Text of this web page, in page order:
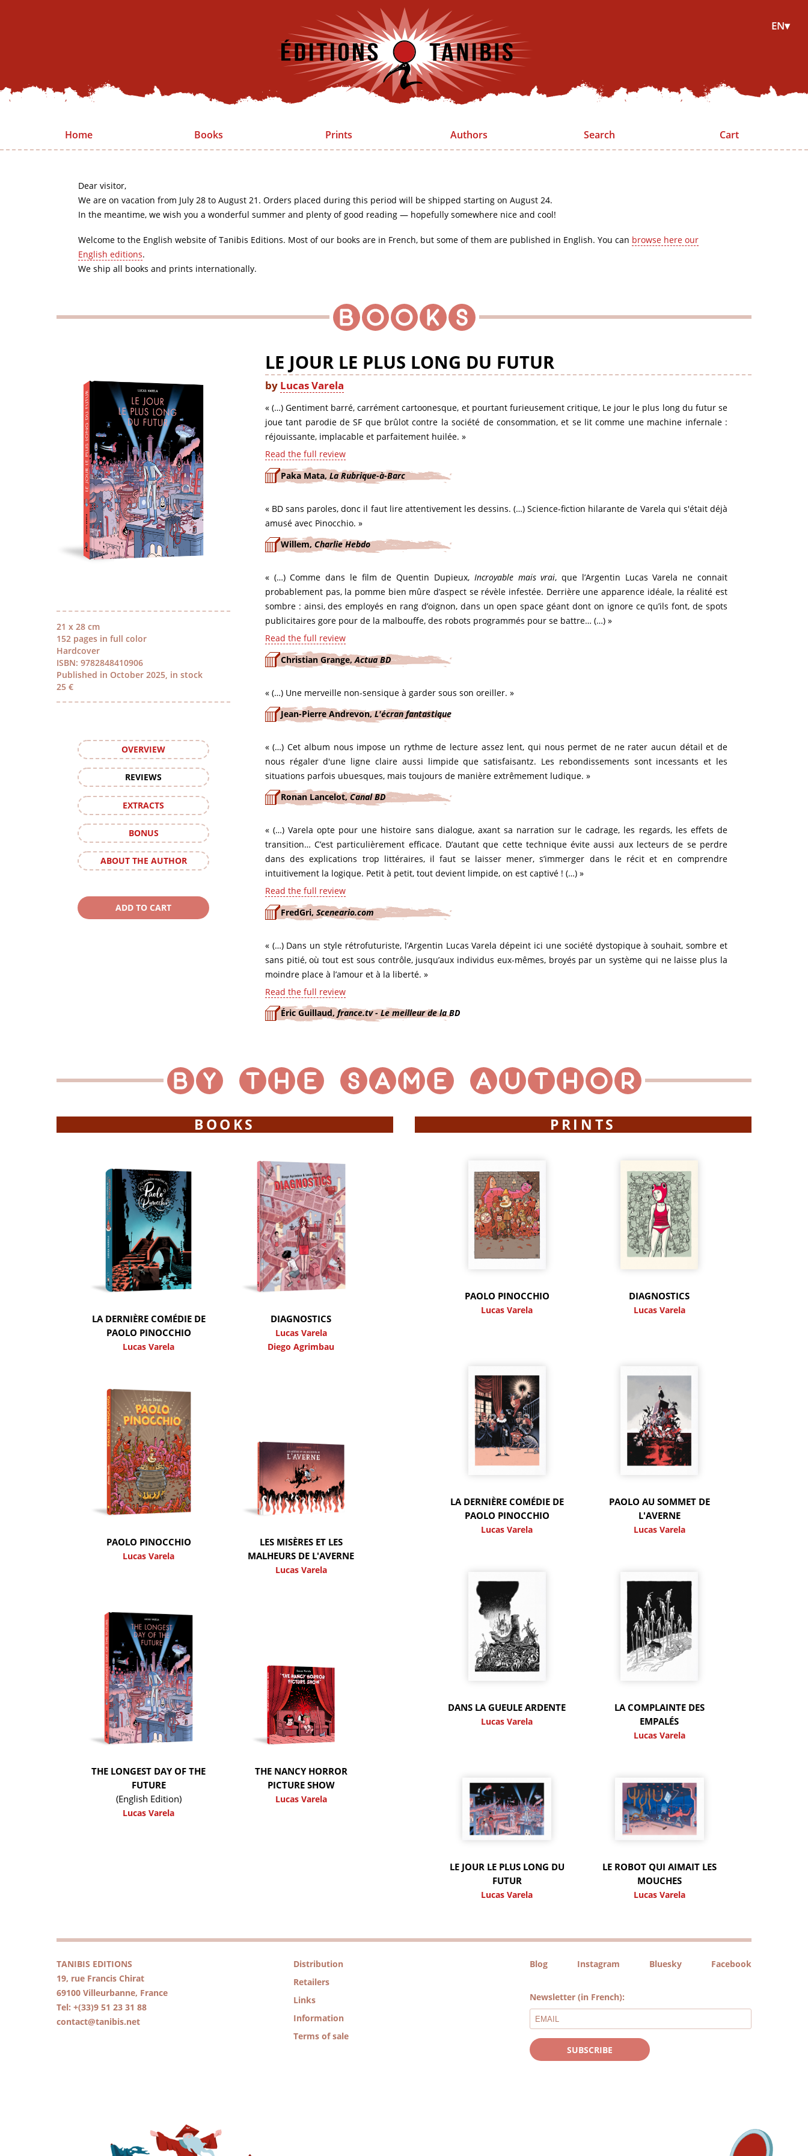
EN▾
Home Books Prints Authors Search Cart
Dear visitor,
We are on vacation from July 28 to August 21. Orders placed during this period will be shipped starting on August 24.
In the meantime, we wish you a wonderful summer and plenty of good reading — hopefully somewhere nice and cool!
Welcome to the English website of Tanibis Editions. Most of our books are in French, but some of them are published in English. You can browse here our
English editions.
We ship all books and prints internationally.
21 x 28 cm
152 pages in full color
Hardcover
ISBN: 9782848410906
Published in October 2025, in stock
25 €
OVERVIEW
REVIEWS
EXTRACTS
BONUS
ABOUT THE AUTHOR
LE JOUR LE PLUS LONG DU FUTUR
by Lucas Varela
« (…) Gentiment barré, carrément cartoonesque, et pourtant furieusement critique, Le jour le plus long du futur se
joue tant parodie de SF que brûlot contre la société de consommation, et se lit comme une machine infernale :
réjouissante, implacable et parfaitement huilée. »
Read the full review
Paka Mata, La Rubrique-à-Barc
« BD sans paroles, donc il faut lire attentivement les dessins. (…) Science-fiction hilarante de Varela qui s'était déjà
amusé avec Pinocchio. »
Willem, Charlie Hebdo
« (…) Comme dans le film de Quentin Dupieux, Incroyable mais vrai, que l’Argentin Lucas Varela ne connait
probablement pas, la pomme bien mûre d’aspect se révèle infestée. Derrière une apparence idéale, la réalité est
sombre : ainsi, des employés en rang d’oignon, dans un open space géant dont on ignore ce qu’ils font, de spots
publicitaires gore pour de la malbouffe, des robots programmés pour se battre… (…) »
Read the full review
Christian Grange, Actua BD
« (…) Une merveille non-sensique à garder sous son oreiller. »
Jean-Pierre Andrevon,L'écran fantastique
« (…) Cet album nous impose un rythme de lecture assez lent, qui nous permet de ne rater aucun détail et de
nous régaler d'une ligne claire aussi limpide que satisfaisantz. Les rebondissements sont incessants et les
situations parfois ubuesques, mais toujours de manière extrêmement ludique. »
Ronan Lancelot,Canal BD
« (…) Varela opte pour une histoire sans dialogue, axant sa narration sur le cadrage, les regards, les effets de
transition… C’est particulièrement efficace. D’autant que cette technique évite aussi aux lecteurs de se perdre
dans des explications trop littéraires, il faut se laisser mener, s’immerger dans le récit et en comprendre
intuitivement la logique. Petit à petit, tout devient limpide, on est captivé ! (…) »
Read the full review
FredGri, Sceneario.com
« (…) Dans un style rétrofuturiste, l’Argentin Lucas Varela dépeint ici une société dystopique à souhait, sombre et
sans pitié, où tout est sous contrôle, jusqu’aux individus eux-mêmes, broyés par un système qui ne laisse plus la
moindre place à l’amour et à la liberté. »
Read the full review
Éric Guillaud, france.tv - Le meilleur de la BD
BOOKS
LA DERNIÈRE COMÉDIE DE
PAOLO PINOCCHIO
Lucas Varela
DIAGNOSTICS
Lucas Varela
Diego Agrimbau
PAOLO PINOCCHIO
Lucas Varela
LES MISÈRES ET LES
MALHEURS DE L'AVERNE
Lucas Varela
THE LONGEST DAY OF THE
FUTURE
(English Edition)
Lucas Varela
THE NANCY HORROR
PICTURE SHOW
Lucas Varela
PRINTS
PAOLO PINOCCHIO
Lucas Varela
DIAGNOSTICS
Lucas Varela
LA DERNIÈRE COMÉDIE DE
PAOLO PINOCCHIO
Lucas Varela
PAOLO AU SOMMET DE
L'AVERNE
Lucas Varela
DANS LA GUEULE ARDENTE
Lucas Varela
LA COMPLAINTE DES
EMPALÉS
Lucas Varela
LE JOUR LE PLUS LONG DU
FUTUR
Lucas Varela
LE ROBOT QUI AIMAIT LES
MOUCHES
Lucas Varela
TANIBIS EDITIONS
19, rue Francis Chirat
69100 Villeurbanne, France
Tel: +(33)9 51 23 31 88
contact@tanibis.net
Distribution
Retailers
Links
Information
Terms of sale
Blog Instagram Bluesky Facebook
Newsletter (in French):
SUBSCRIBE